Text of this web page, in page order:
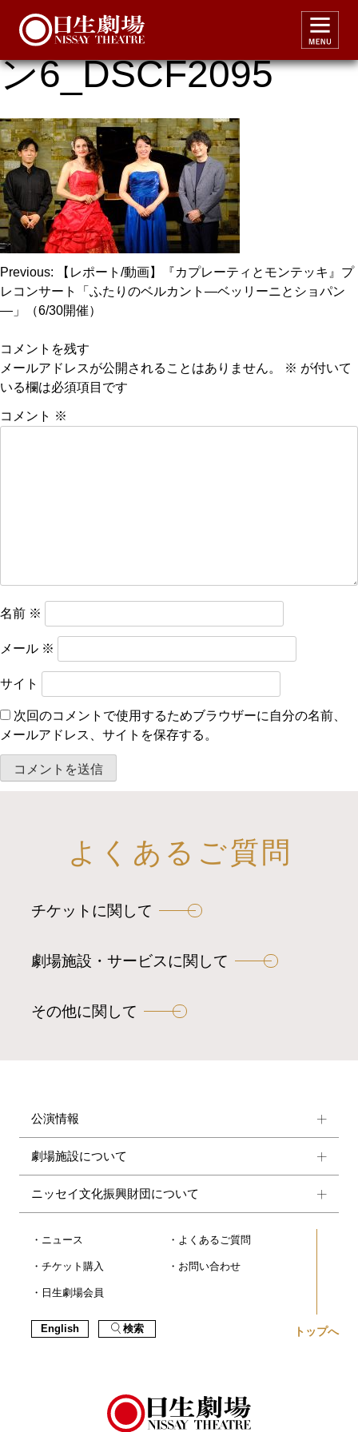
カプレーティプレコ
ン6_DSCF2095
投
稿
ビ
ゲ
ー
シ
Previous:
【レポート/動画】『カプレーティとモンテッキ』プ
レコンサート「ふたりのベルカント―ベッリーニとショパン
―」（6/30開催）
コメントを残す
メールアドレスが公開されることはありません。
※ が付いて
いる欄は必須項目です
コメント ※
名前 ※
メール ※
サイト
次回のコメントで使用するためブラウザーに自分の名前、
メールアドレス、サイトを保存する。
よくあるご質問
チケットに関して
劇場施設・サービスに関して
その他に関して
公演情報
劇場施設について
ニッセイ文化振興財団について
ニュース
チケット購入
日生劇場会員
よくあるご質問
お問い合わせ
English 検索 トップへ